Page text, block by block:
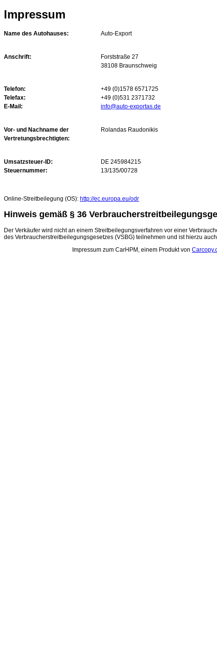
Impressum
Name des Autohauses: Auto-Export
Anschrift:
Forststraße 27
38108 Braunschweig
Telefon:
+49 (0)1578 6571725
Telefax:
+49 (0)531 2371732
E-Mail:
info@auto-exportas.de
Vor- und Nachname der
Vertretungsbrechtigten:
Rolandas Raudonikis
Umsatzsteuer-ID:
DE 245984215
Steuernummer:
13/135/00728
Online-Streitbeilegung (OS): http://ec.europa.eu/odr
Hinweis gemäß § 36
Der Verkäufer wird nicht an einem Streitbeilegungsverfahren vor einer
des Verbraucherstreitbeilegungsgesetzes (VSBG) teilnehmen und ist hierzu
Impressum zum CarHPM, einem Produkt von